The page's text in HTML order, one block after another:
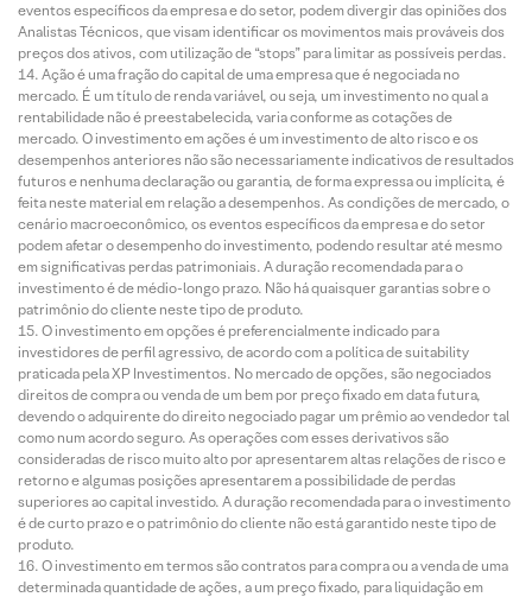
eventos específicos da empresa e do setor, podem divergir das opiniões dos
Analistas Técnicos, que visam identificar os movimentos mais prováveis dos
preços dos ativos, com utilização de “stops” para limitar as possíveis perdas.
Ação é uma fração do capital de uma empresa que é negociada no
mercado. É um título de renda variável, ou seja, um investimento no qual a
rentabilidade não é preestabelecida, varia conforme as cotações de
mercado. O investimento em ações é um investimento de alto risco e os
desempenhos anteriores não são necessariamente indicativos de resultados
futuros e nenhuma declaração ou garantia, de forma expressa ou implícita, é
feita neste material em relação a desempenhos. As condições de mercado, o
cenário macroeconômico, os eventos específicos da empresa e do setor
podem afetar o desempenho do investimento, podendo resultar até mesmo
em significativas perdas patrimoniais. A duração recomendada para o
investimento é de médio-longo prazo. Não há quaisquer garantias sobre o
patrimônio do cliente neste tipo de produto.
O investimento em opções é preferencialmente indicado para
investidores de perfil agressivo, de acordo com a política de suitability
praticada pela XP Investimentos. No mercado de opções, são negociados
direitos de compra ou venda de um bem por preço fixado em data futura,
devendo o adquirente do direito negociado pagar um prêmio ao vendedor tal
como num acordo seguro. As operações com esses derivativos são
consideradas de risco muito alto por apresentarem altas relações de risco e
retorno e algumas posições apresentarem a possibilidade de perdas
superiores ao capital investido. A duração recomendada para o investimento
é de curto prazo e o patrimônio do cliente não está garantido neste tipo de
produto.
O investimento em termos são contratos para compra ou a venda de uma
determinada quantidade de ações, a um preço fixado, para liquidação em